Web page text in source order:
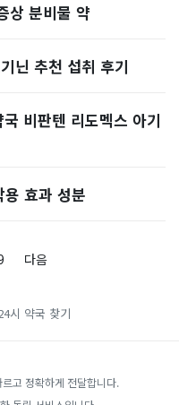
상 분비물 약
닌 추천 섭취 후기
비판텐 리도멕스 아기
효과 성분
다음
시 약국 찾기
고 정확하게 전달합니다.